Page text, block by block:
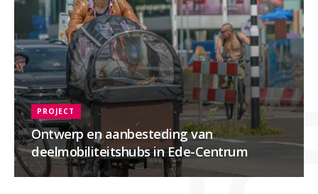
Ontwerp en aanbesteding van
deelmobiliteitshubs in Ede-Centrum
PROJECT